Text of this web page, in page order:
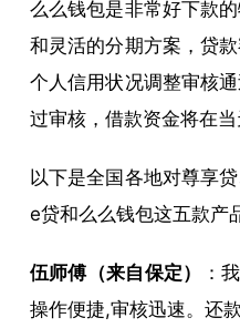
么么钱包是非常好下款
和灵活的分期方案，贷
个人信用状况调整审核
过审核，借款资金将在
以下是全国各地对尊享
e贷和么么钱包这五款产
伍师傅（来自保定）
：
操作便捷,审核迅速。还